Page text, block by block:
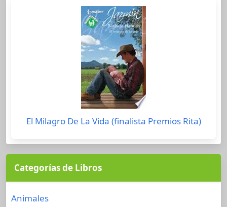
El Milagro De La Vida (finalista Premios Rita)
Categorías de Libros
Animales